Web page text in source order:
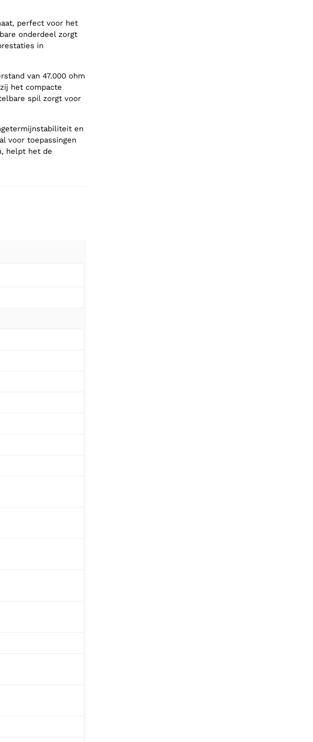
perfect voor het
onderdeel zorgt
in
van 47.000 ohm
het compacte
spil zorgt voor
en
voor toepassingen
helpt het de